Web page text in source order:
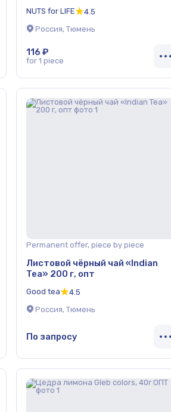
NUTS for LIFE
4.5
Россия, Тюмень
116 ₽
for 1 piece
Permanent offer, piece by piece
Листовой чёрный чай «Indian
Tea» 200 г, опт
Good tea
4.5
Россия, Тюмень
По запросу